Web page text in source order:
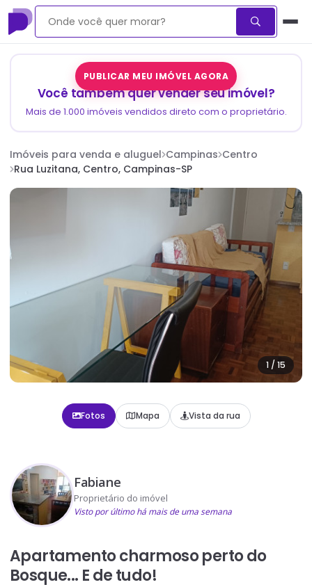
PUBLICAR MEU IMÓVEL AGORA
Você também quer vender seu imóvel?
Mais de 1.000 imóveis vendidos direto com o proprietário.
Imóveis para venda e aluguel Campinas Centro
Rua Luzitana, Centro, Campinas-SP
1 / 15
Fotos Mapa Vista da rua
Fabiane
Proprietário do imóvel
Visto por último há mais de uma semana
Apartamento charmoso perto do
Bosque... E de tudo!